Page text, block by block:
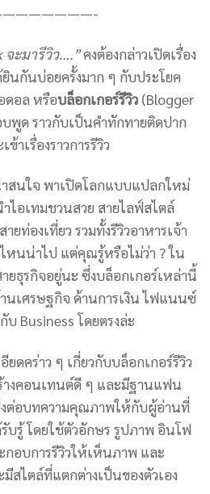
จะมารีวิว….”คงต้องกล่าวเปิดเรื่อง
นกันบ่อยครั้งมาก ๆ กับประโยค
ดอล หรือบล็อกเกอร์รีวิว (Blogger
พูด ราวกับเป็นคำทักทายติดปาก
าเรื่องราวการรีวิว
สนใจ พาเปิดโลกแบบแปลกใหม่
ไอเทมชวนสวย สายไลฟ์สไตล์
ยท่องเที่ยว รวมทั้งรีวิวอาหารเจ้า
หนน่าไป แต่คุณรู้หรือไม่ว่า ? ใน
ยธุรกิจอยู่นะ ซึ่งบล็อกเกอร์เหล่านี้
นเศรษฐกิจ ด้านการเงิน ไฟแนนซ์
Business โดยตรงล่ะ
ยดคร่าว ๆ เกี่ยวกับบล็อกเกอร์รีวิว
งคอนเทนต์ดี ๆ และมีฐานแฟน
ต่อบทความคุณภาพให้กับผู้อ่านที่
บรู้ โดยใช้ตัวอักษร รูปภาพ อินโฟ
อบการรีวิวให้เห็นภาพ และ
สไตล์ที่แตกต่างเป็นของตัวเอง